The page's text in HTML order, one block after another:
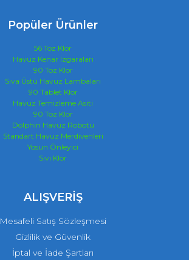
Popüler Ürünler
56 Toz Klor
Havuz Kenar Izgaraları
90 Toz Klor
Sıva Üstü Havuz Lambaları
90 Tablet Klor
Havuz Temizleme Asiti
90 Toz Klor
Dolphin Havuz Robotu
Standart Havuz Merdivenleri
Yosun Önleyici
Sıvı Klor
ALIŞVERİŞ
Mesafeli Satış Sözleşmesi
Gizlilik ve Güvenlik
İptal ve İade Şartları